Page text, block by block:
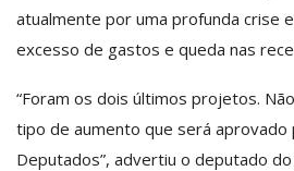
atualmente por uma profunda crise
excesso de gastos e queda nas
“Foram os dois últimos projetos.
tipo de aumento que será aprovado
Deputados”, advertiu o deputado